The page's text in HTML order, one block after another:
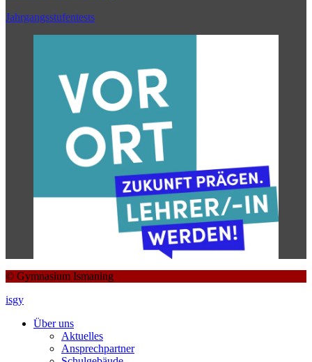
Jahrgangsstufentests
© Gymnasium Ismaning
isgy
Über uns
Aktuelles
Ansprechpartner